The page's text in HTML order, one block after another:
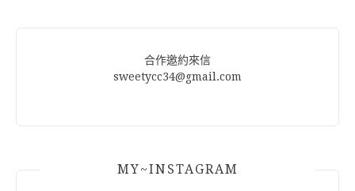
合作邀約來信
sweetycc34@gmail.com
MY~INSTAGRAM